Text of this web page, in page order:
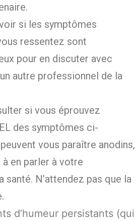
si les symptômes
ressentez sont
pour en discuter avec
autre professionnel de la
si vous éprouvez
des symptômes ci-
vous paraître anodins,
à en parler à votre
santé. N’attendez pas que la
d’humeur persistants (qui